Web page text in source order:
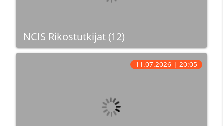
NCIS Rikostutkijat (12)
11.07.2026 | 20:05